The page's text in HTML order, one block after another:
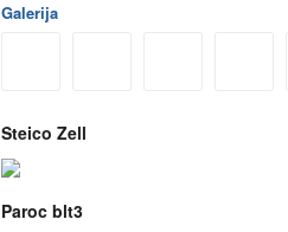
Galerija
Steico Zell
Paroc blt3